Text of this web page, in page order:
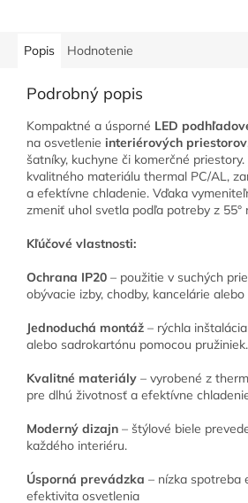
Popis Hodnotenie
Podrobný popis
Kompaktné a úsporné LED
na osvetlenie interiérových priestorov
šatníky, kuchyne či komerčné
kvalitného materiálu thermal PC/AL,
a efektívne chladenie. Vďaka
zmeniť uhol svetla podľa potreby z 55°
Kľúčové vlastnosti:
Ochrana IP20 – použitie v suchých
obývacie izby, chodby, kancelárie alebo
Jednoduchá montáž – rýchla
alebo sadrokartónu pomocou pružiniek.
Kvalitné materiály – vyrobené z
pre dlhú životnosť a efektívne
Moderný dizajn – štýlové biele
každého interiéru.
Úsporná prevádzka – nízka spotreba
efektivita osvetlenia